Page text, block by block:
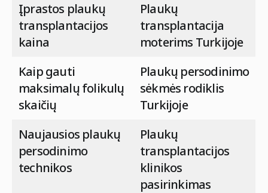
Įprastos plaukų
transplantacijos
kaina
Plaukų
transplantacija
moterims Turkijoje
Kaip gauti
maksimalų folikulų
skaičių
Plaukų persodinimo
sėkmės rodiklis
Turkijoje
Naujausios plaukų
persodinimo
technikos
Plaukų
transplantacijos
klinikos
pasirinkimas